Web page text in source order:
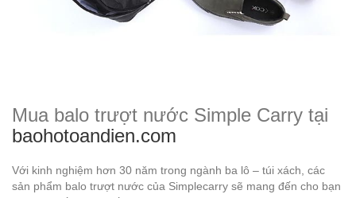
Mua balo trượt nước Simple Carry tại
baohotoandien.com
Với kinh nghiệm hơn 30 năm trong ngành ba lô – túi xách, các
sản phẩm balo trượt nước của Simplecarry sẽ mang đến cho bạn